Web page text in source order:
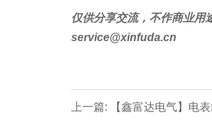
仅供分享交流，不作商业用
service@xinfuda.cn
上一篇: 【鑫富达电气】电